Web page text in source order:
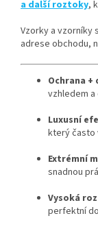
a další roztoky,
Vzorky a vzorníky
adrese obchodu,
Ochrana
vzhledem a
Luxusní
který často
Extrémní
snadnou
Vysoká
perfektní